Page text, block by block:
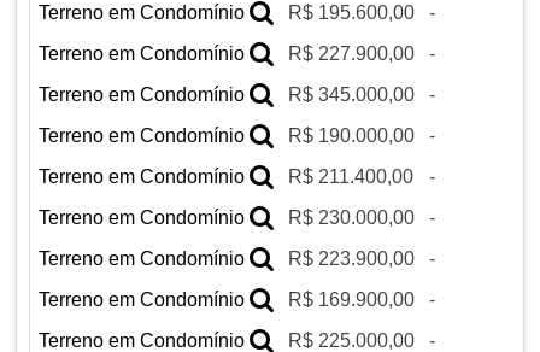
Terreno em Condomínio
R$ 195.600,00
-
Terreno em Condomínio
R$ 227.900,00
-
Terreno em Condomínio
R$ 345.000,00
-
Terreno em Condomínio
R$ 190.000,00
-
Terreno em Condomínio
R$ 211.400,00
-
Terreno em Condomínio
R$ 230.000,00
-
Terreno em Condomínio
R$ 223.900,00
-
Terreno em Condomínio
R$ 169.900,00
-
Terreno em Condomínio
R$ 225.000,00
-